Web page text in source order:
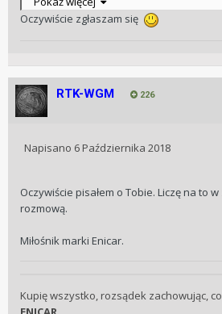
tematem Warsztatów zapraszamy.
Oczywiście zgłaszam się
RTK-WGM 226
Napisano 6 Października 2018
Oczywiście pisałem o Tobie. Liczę na to
rozmową.
Miłośnik marki Enicar.
Kupię wszystko, rozsądek zachowując,